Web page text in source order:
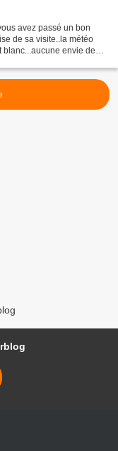
avez passé un bon
de sa visite..la météo
blanc...aucune envie de